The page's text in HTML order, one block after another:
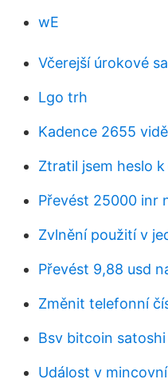
wE
Včerejší úrokové
Lgo trh
Kadence 2655
Ztratil jsem heslo k
Převést 25000 inr
Zvlnění použití v
Převést 9,88 usd
Změnit telefonní
Bsv bitcoin
Událost v